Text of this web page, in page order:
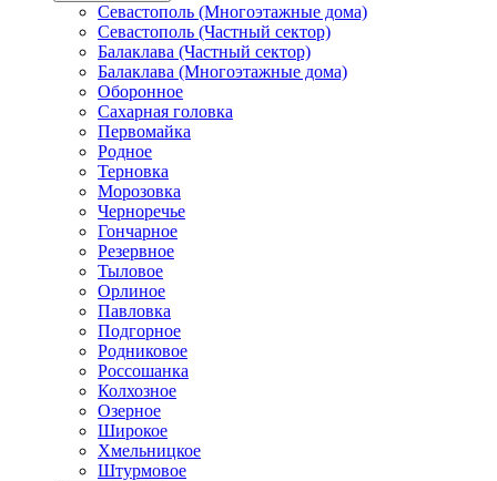
Севастополь (Многоэтажные дома)
Севастополь (Частный сектор)
Балаклава (Частный сектор)
Балаклава (Многоэтажные дома)
Оборонное
Сахарная головка
Первомайка
Родное
Терновка
Морозовка
Черноречье
Гончарное
Резервное
Тыловое
Орлиное
Павловка
Подгорное
Родниковое
Россошанка
Колхозное
Озерное
Широкое
Хмельницкое
Штурмовое